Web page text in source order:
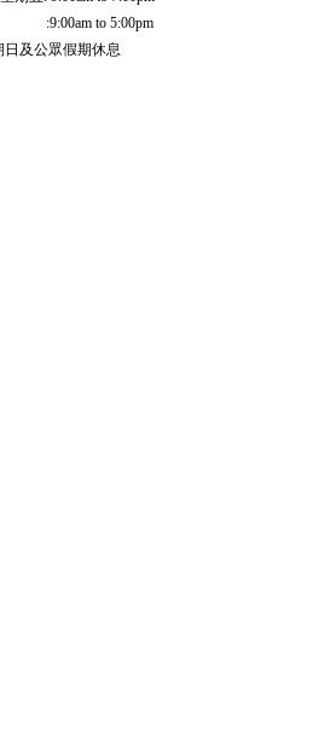
to 5:00pm
日及公眾假期休息